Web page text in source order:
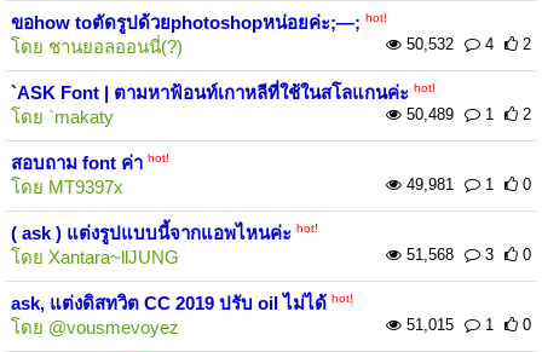
ขอhow toตัดรูปด้วยphotoshopหน่อยค่ะ;—; hot!
โดย ชานยอลออนนี่(?) 50,532 4 2
`ASK Font | ตามหาฟ้อนท์เกาหลีที่ใช้ในสโลแกนค่ะ hot!
โดย `makaty 50,489 1 2
สอบถาม font ค่า hot!
โดย MT9397x 49,981 1 0
( ask ) แต่งรูปแบบนี้จากแอพไหนค่ะ hot!
โดย Xantara~llJUNG 51,568 3 0
ask, แต่งดิสทวิต CC 2019 ปรับ oil ไม่ได้ hot!
โดย @vousmevoyez 51,015 1 0